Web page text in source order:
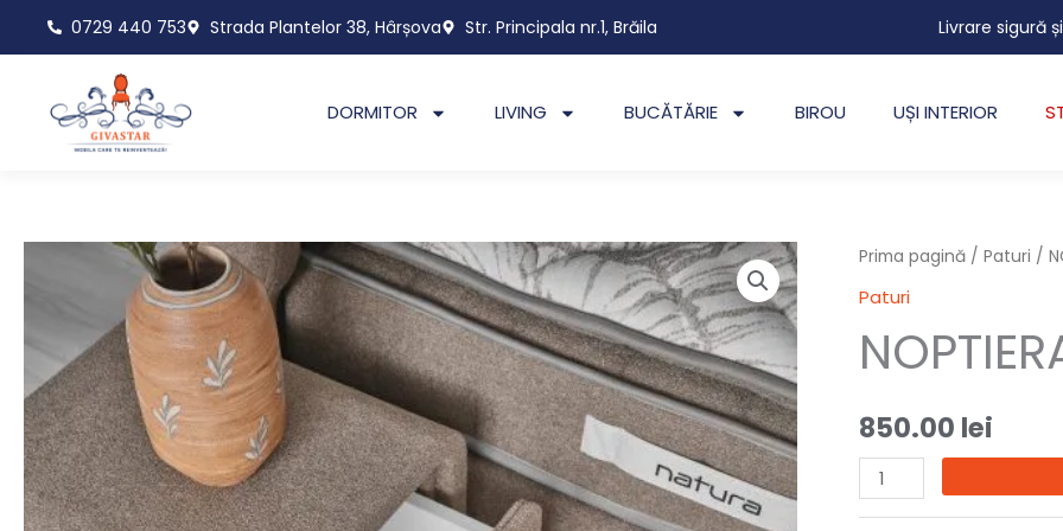
0729 440 753 Strada Plantelor 38, Hârșova Str. Principala nr.1, Brăila Livrare sigură
DORMITOR LIVING BUCĂTĂRIE BIROU UȘI INTERIOR
Prima pagină /Paturi /
Paturi
850.00 lei
Cantitate
NOPTIERA